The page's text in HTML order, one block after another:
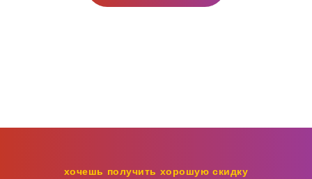
хочешь получить хорошую скидку